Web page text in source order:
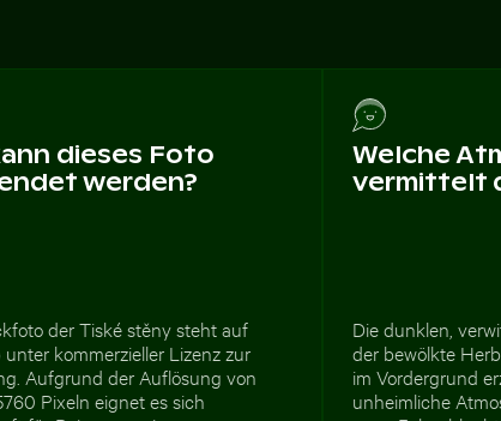
dieses Foto
werden?
der Tiské stěny steht auf
unter kommerzieller Lizenz zur
Aufgrund der Auflösung von
Pixeln eignet es sich
Welche
vermittelt
Die dunklen,
der bewölkte
im Vordergrund
unheimliche